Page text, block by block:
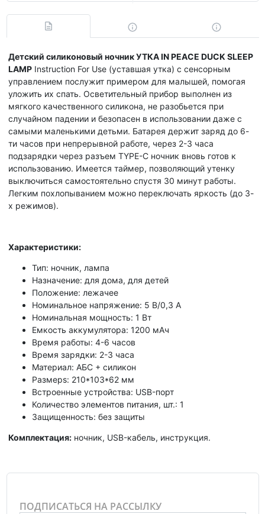
Детский силиконовый ночник УТКА IN PEACE DUCK SLEEP
LAMP Instruction For Use (уставшая утка) с сенсорным
управлением послужит примером для малышей, помогая
уложить их спать. Осветительный прибор выполнен из
мягкого качественного силикона, не разобьется при
случайном падении и безопасен в использовании даже с
самыми маленькими детьми. Батарея держит заряд до 6-
ти часов при непрерывной работе, через 2-3 часа
подзарядки через разъем TYPE-С ночник вновь готов к
использованию. Имеется таймер, позволяющий утенку
выключиться самостоятельно спустя 30 минут работы.
Легким похлопыванием можно переключать яркость (до 3-
х режимов).
Характеристики:
Тип: ночник, лампа
Назначение: для дома, для детей
Положение: лежачее
Номинальное напряжение: 5 В/0,3 А
Номинальная мощность: 1 Вт
Емкость аккумулятора: 1200 мАч
Время работы: 4-6 часов
Время зарядки: 2-3 часа
Материал: АБС + силикон
Размерs: 210*103*62 мм
Встроенные устройства: USB-порт
Количество элементов питания, шт.: 1
Защищенность: без защиты
Комплектация: ночник, USB-кабель, инструкция.
ПОДПИСАТЬСЯ НА РАССЫЛКУ